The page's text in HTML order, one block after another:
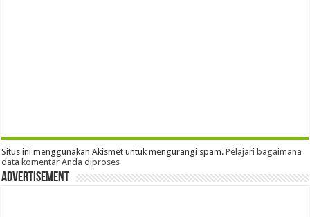
Situs ini menggunakan Akismet untuk mengurangi spam.Pelajari bagaimana
data komentar Anda diproses
Advertisement